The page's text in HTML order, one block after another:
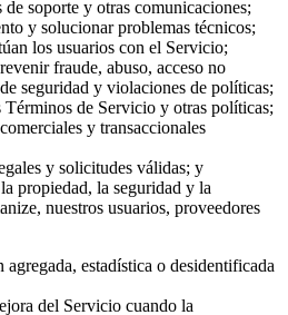
soporte y otras comunicaciones;
y solucionar problemas técnicos;
los usuarios con el Servicio;
fraude, abuso, acceso no
seguridad y violaciones de políticas;
Términos de Servicio y otras políticas;
y transaccionales
y solicitudes válidas; y
propiedad, la seguridad y la
nuestros usuarios, proveedores
estadística o desidentificada
del Servicio cuando la